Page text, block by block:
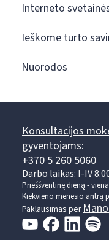
Interneto
Ieškome turto
Nuorodos
Konsultacijos
gyventojams:
+370 5 260 5060
Darbo laikas: I-IV
Prieššventinę dieną -
Kiekvieno mėnesio antrą
Paklausimas per